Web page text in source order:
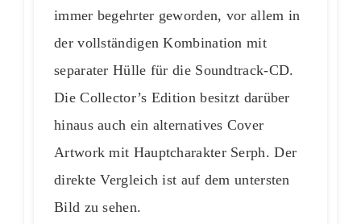
immer begehrter geworden, vor allem in
der vollständigen Kombination mit
separater Hülle für die Soundtrack-CD.
Die Collector’s Edition besitzt darüber
hinaus auch ein alternatives Cover
Artwork mit Hauptcharakter Serph. Der
direkte Vergleich ist auf dem untersten
Bild zu sehen.